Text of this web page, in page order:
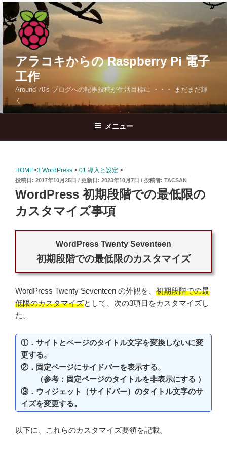
コ
ン
テ
ン
へ
ッ
プ
アラコキからの Raspberry Pi 電子
工作
Around 70's ブログへの記事投稿が生活目標に ・・・ まだまだ輝
く
メニュー
HOME>3 WordPress > 01 導入と設定 >
投
稿
日:
2017年10月25日 2023年10月7日 投稿者: TACSAN
WordPress 初期段階での最低限の
カスタマイズ事項
WordPress Twenty Seventeen
初期段階での最低限のカスタマイズ
WordPress Twenty Seventeen の外観を、 初期段階での最
低限のカスタマイズとして、次の3項目をカスタマイズし
た。
①．サイトとページのタイトル文字を変換しないに変
更する。
②．固定ページにサイドバーを表示する。
（参考：固定ページのタイトルを非表示にする ）
③．ウィジェット（サイドバー）のタイトル文字のサ
イズを変更する。
以下に、これらのカスタマイズ要領を記載。